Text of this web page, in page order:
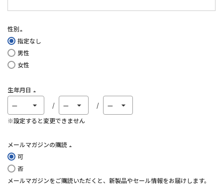
性別
(必
須)
指定なし
男性
女性
生年月日
(必
須)
※設定すると変更できません
メールマガジンの購読
可
否
メールマガジンをご購読いただくと、新製品やセール情報をお届けします。